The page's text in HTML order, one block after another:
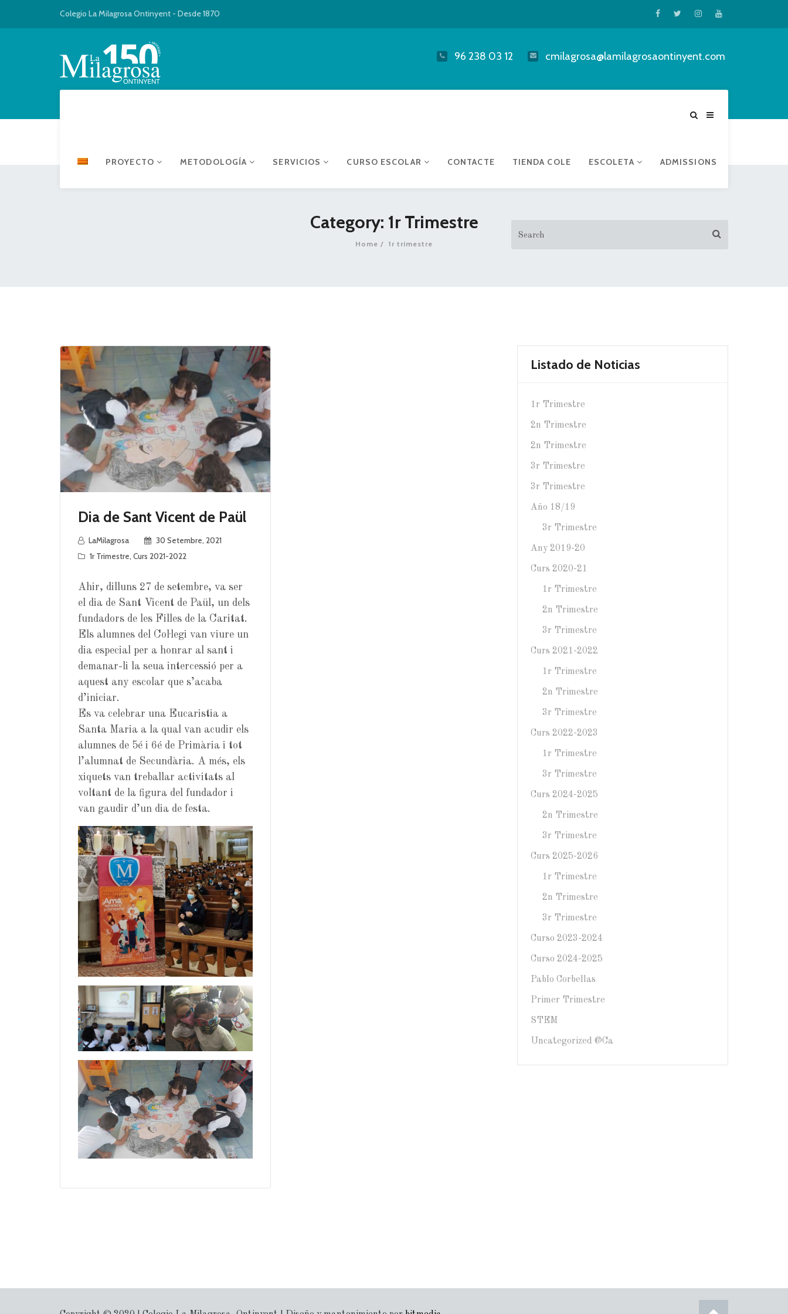
Colegio La Milagrosa Ontinyent - Desde 1870
96 238 03 12 cmilagrosa@lamilagrosaontinyent.com
PROYECTO METODOLOGÍA SERVICIOS CURSO ESCOLAR CONTACTE TIENDA COLE ESCOLETA ADMISSIONS
Category: 1r Trimestre
Home 1r trimestre
Dia de Sant Vicent de Paül
LaMilagrosa
30 Setembre, 2021
1r Trimestre, Curs 2021-2022
Ahir, dilluns 27 de setembre, va ser
el dia de Sant Vicent de Paül, un dels
fundadors de les Filles de la Caritat.
Els alumnes del Col·legi van viure un
dia especial per a honrar al sant i
demanar-li la seua intercessió per a
aquest any escolar que s’acaba
d’iniciar.
Es va celebrar una Eucaristia a
Santa Maria a la qual van acudir els
alumnes de 5é i 6é de Primària i tot
l’alumnat de Secundària. A més, els
xiquets van treballar activitats al
voltant de la figura del fundador i
van gaudir d’un dia de festa.
Listado de Noticias
1r Trimestre
2n Trimestre
2n Trimestre
3r Trimestre
3r Trimestre
Año 18/19
3r Trimestre
Any 2019-20
Curs 2020-21
1r Trimestre
2n Trimestre
3r Trimestre
Curs 2021-2022
1r Trimestre
2n Trimestre
3r Trimestre
Curs 2022-2023
1r Trimestre
3r Trimestre
Curs 2024-2025
2n Trimestre
3r Trimestre
Curs 2025-2026
1r Trimestre
2n Trimestre
3r Trimestre
Curso 2023-2024
Curso 2024-2025
Pablo Corbellas
Primer Trimestre
STEM
Uncategorized @ca